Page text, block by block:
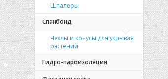
Шпалеры
Спанбонд
Чехлы и конусы для укрывая
растений
Гидро-пароизоляция